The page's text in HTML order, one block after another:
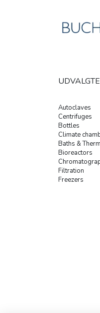
Autoclaves
Centrifuges
Bottles
Climate
Baths &
Bioreactors
Filtration
Freezers